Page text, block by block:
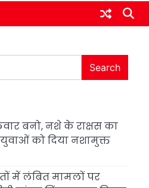
Search
बनो, नशे के राक्षस का
को दिया नशामुक्त
में लंबित मामलों पर